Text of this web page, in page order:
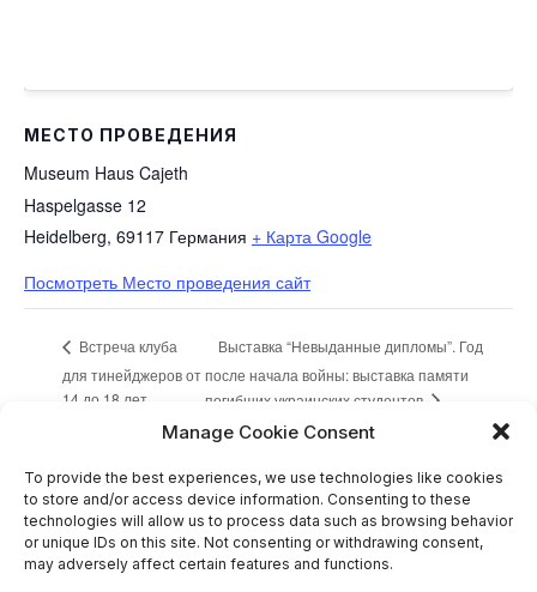
Manage Cookie Consent
To provide the best experiences, we use technologies like cookies
to store and/or access device information. Consenting to these
technologies will allow us to process data such as browsing behavior
or unique IDs on this site. Not consenting or withdrawing consent,
may adversely affect certain features and functions.
МЕСТО ПРОВЕДЕНИЯ
Museum Haus Cajeth
Haspelgasse 12
Heidelberg, 69117 Германия + Карта Google
Посмотреть Место проведения сайт
Встреча клуба
для тинейджеров от
14 до 18 лет.
Выставка “Невыданные дипломы”. Год
после начала войны: выставка памяти
погибших украинских студентов
Если у вас есть полезная и важная информация для
публикации, пишите в наштелеграм канал.